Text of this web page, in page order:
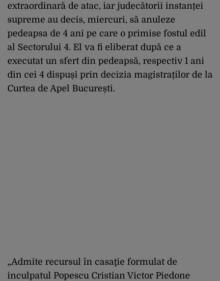
extraordinară de atac, iar judecătorii instanței
supreme au decis, miercuri, să anuleze
pedeapsa de 4 ani pe care o primise fostul edil
al Sectorului 4. El va fi eliberat după ce a
executat un sfert din pedeapsă, respectiv 1 ani
din cei 4 dispuși prin decizia magistraților de la
Curtea de Apel București.
„Admite recursul în casaţie formulat de
inculpatul Popescu Cristian Victor Piedone